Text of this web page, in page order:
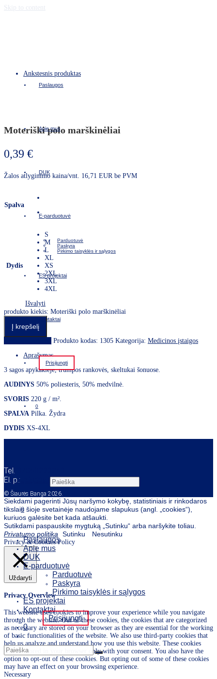
Skip to content
Paslaugos
Apie mus
DUK
E-parduotuvė
Parduotuvė
Paskyra
Pirkimo taisyklės ir sąlygos
ES projektai
Kontaktai
Prisijungti
0
Search this website
0
Paslaugos
Apie mus
DUK
E-parduotuvė
Parduotuvė
Paskyra
Pirkimo taisyklės ir sąlygos
ES projektai
Kontaktai
Prisijungti
0
Ankstesnis produktas
Moteriški polo marškinėliai
0,39 €
Žalos atlyginimo kaina/vnt. 16,71 EUR be PVM
Spalva
Dydis
S
M
L
XL
XS
2XL
3XL
4XL
Išvalyti
produkto kiekis: Moteriški polo marškinėliai
Į krepšelį
Produkto kodas: 1305 Kategorija: Medicinos įstaigos
Aprašymas
3 sagos apykaklėje, trumpos rankovės, skeltukai šonuose.
AUDINYS 50% poliesteris, 50% medvilnė.
SVORIS 220 g / m².
SPALVA Pilka. Žydra
DYDIS XS-4XL
Tel.
El. p.:
info@siauresbanga.lt
© Šiaurės Banga 2026.
Siekdami pagerinti Jūsų naršymo kokybę, statistiniais ir rinkodaros
tikslais šioje svetainėje naudojame slapukus (angl. „cookies“),
kuriuos galėsite bet kada atšaukti.
Sutikdami paspauskite mygtuką „Sutinku“ arba naršykite toliau.
Privatumo politika
Sutinku Nesutinku
Privacy & Cookies Policy
Uždaryti
Privacy Overview
This website uses cookies to improve your experience while you navigate
through the website. Out of these cookies, the cookies that are categorized
as necessary are stored on your browser as they are essential for the working
of basic functionalities of the website. We also use third-party cookies that
help us analyze and understand how you use this website. These cookies
will be stored in your browser only with your consent. You also have the
option to opt-out of these cookies. But opting out of some of these cookies
may have an effect on your browsing experience.
Necessary